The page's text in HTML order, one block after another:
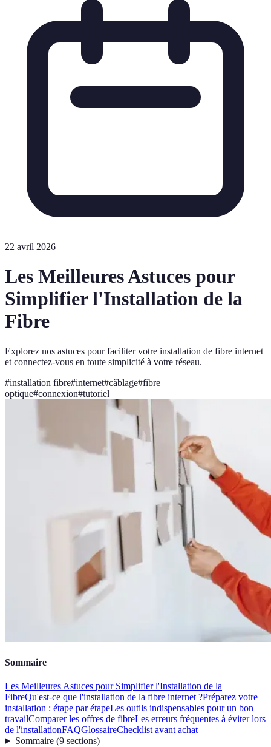
22 avril 2026
Les Meilleures Astuces pour
Simplifier l'Installation de la
Fibre
Explorez nos astuces pour faciliter votre installation de fibre internet
et connectez-vous en toute simplicité à votre réseau.
#installation fibre#internet#câblage#fibre
optique#connexion#tutoriel
Sommaire
Les Meilleures Astuces pour Simplifier l'Installation de la
FibreQu'est-ce que l'installation de la fibre internet ?Préparez votre
installation : étape par étapeLes outils indispensables pour un bon
travailComparer les offres de fibreLes erreurs fréquentes à éviter lors
de l'installationFAQGlossaireChecklist avant achat
Sommaire(9 sections)